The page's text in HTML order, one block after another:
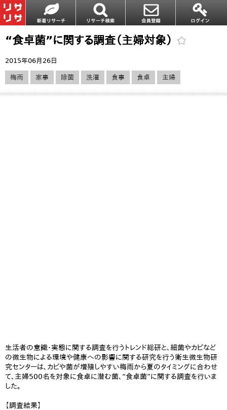
“食卓菌”に関する調査（主婦対象）
2015年06月26日
梅雨 家事 除菌 洗濯 食事 食卓 主婦
生活者の意識・実態に関する調査を行うトレンド総研と、細菌やカビなど
の微生物による環境や健康への影響に関する研究を行う衛生微生物研
究センターは、カビや菌が増殖しやすい梅雨から夏のタイミングに合わせ
て、主婦500名を対象に食卓に潜む菌、“食卓菌”に関する調査を行いま
した。
【調査結果】